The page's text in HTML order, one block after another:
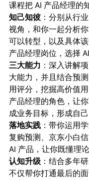
课程把 AI 产品经理的
知己知彼：分别从行
视角，和你一起分析
可以转型，以及具体
产品经理岗位，选择
三大能力 ：深入讲解
大能力，并且结合预
用评分，挖掘高价值
产品经理的角色，让
成业务目标，形成自己
落地实践：带你运用
复购预测、京东小白
AI 产品，让你既懂理论
认知升级：结合多年
不仅帮你打通最后的